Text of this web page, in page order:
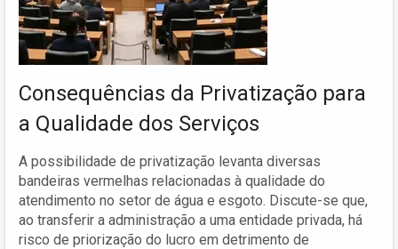
Consequências da Privatização para
a Qualidade dos Serviços
A possibilidade de privatização levanta diversas
bandeiras vermelhas relacionadas à qualidade do
atendimento no setor de água e esgoto. Discute-se que,
ao transferir a administração a uma entidade privada, há
risco de priorização do lucro em detrimento de